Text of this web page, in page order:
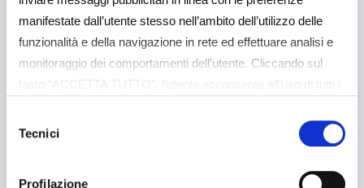
manifestate dall’utente stesso nell’ambito dell’utilizzo delle
funzionalità e della navigazione in rete ed effettuare analisi e
monitoraggio dei comportamenti dell’utente. Cliccando sul
tasto “ACCETTA TUTTO”, l’utente acconsente all’uso di tutti i
analitici. Il consenso è facoltativo e può essere revocato in
qualsiasi momento. Se l’utente desidera gestire le proprie
preferenze può cliccare sul tasto “Dettagli” (accessibile in
delTecnici
Profilazione
25 Febbraio 2026 Comunicati Stampa
BAPS completa la rete
Siciliana: inaugurata la